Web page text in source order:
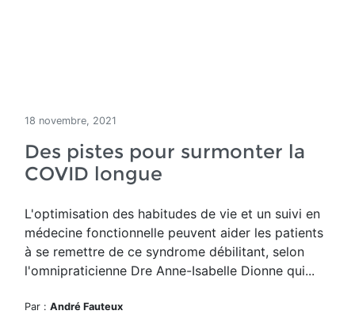
18 novembre, 2021
Des pistes pour surmonter la
COVID longue
L'optimisation des habitudes de vie et un suivi en
médecine fonctionnelle peuvent aider les patients
à se remettre de ce syndrome débilitant, selon
l'omnipraticienne Dre Anne-Isabelle Dionne qui...
Par : André Fauteux